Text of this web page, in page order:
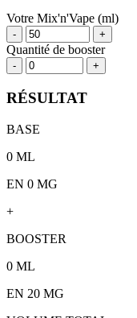
Votre Mix'n'Vape (ml)
- +
Quantité de booster
- +
RÉSULTAT
BASE
0 ML
EN 0 MG
+
BOOSTER
0 ML
EN 20 MG